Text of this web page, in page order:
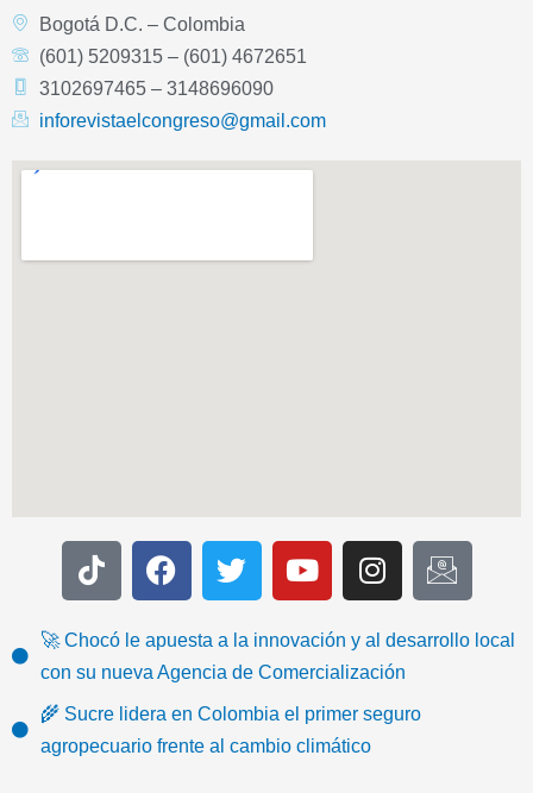
Bogotá D.C. – Colombia
(601) 5209315 – (601) 4672651
3102697465 – 3148696090
inforevistaelcongreso@gmail.com
T
i
t
o
k
F
a
e
b
o
o
k
T
w
t
t
e
Y
o
t
u
b
e
I
n
t
a
g
I
c
n
🚀 Chocó le apuesta a la innovación y al desarrollo local
con su nueva Agencia de Comercialización
🌾 Sucre lidera en Colombia el primer seguro
agropecuario frente al cambio climático